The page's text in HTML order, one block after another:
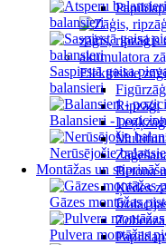
balansieri
Saspiestā gaisa
balansieri
Balansieri -
Nerūsējošie
Montāžas un
Gāzes montāžas
Pulvera montāžas
Elektriskie zāģi
Ripzāģi
Betona
Ķēdes